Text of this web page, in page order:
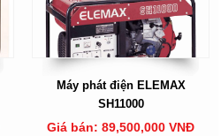
Máy phát điện ELEMAX
SH11000
Giá bán: 89,500,000 VNĐ